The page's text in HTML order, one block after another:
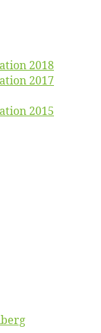
2018
2017
2015